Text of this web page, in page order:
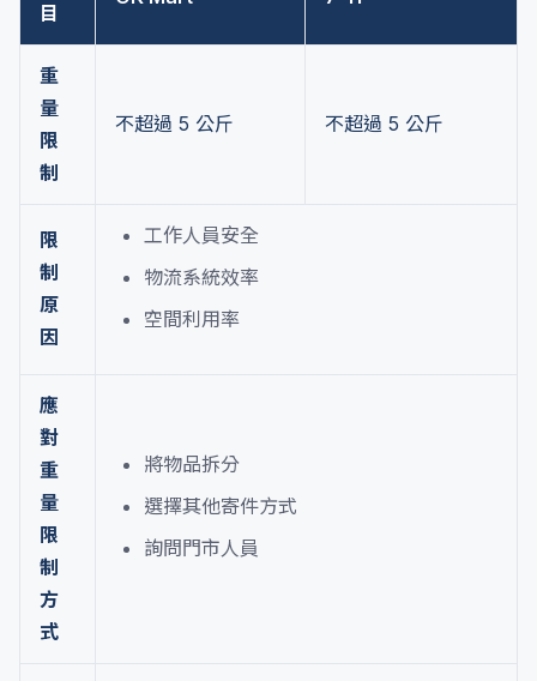
目
重
量
限
制
不超過 5 公斤 不超過 5 公斤
限
制
原
因
工作人員安全
物流系統效率
空間利用率
應
對
重
量
限
制
方
式
將物品拆分
選擇其他寄件方式
詢問門市人員